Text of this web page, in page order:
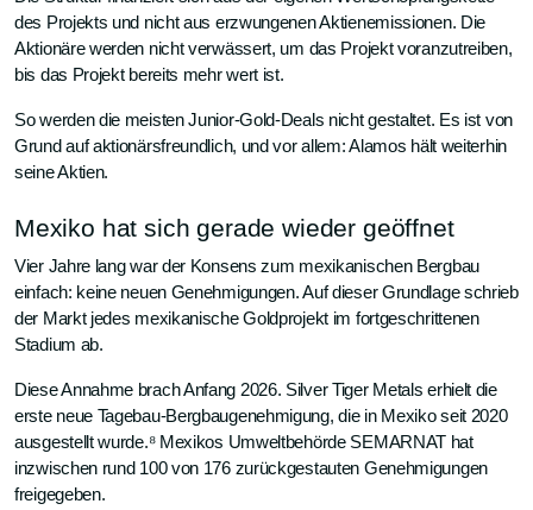
des Projekts und nicht aus erzwungenen Aktienemissionen. Die
Aktionäre werden nicht verwässert, um das Projekt voranzutreiben,
bis das Projekt bereits mehr wert ist.
So werden die meisten Junior-Gold-Deals nicht gestaltet. Es ist von
Grund auf aktionärsfreundlich, und vor allem: Alamos hält weiterhin
seine Aktien.
Mexiko hat sich gerade wieder geöffnet
Vier Jahre lang war der Konsens zum mexikanischen Bergbau
einfach: keine neuen Genehmigungen. Auf dieser Grundlage schrieb
der Markt jedes mexikanische Goldprojekt im fortgeschrittenen
Stadium ab.
Diese Annahme brach Anfang 2026. Silver Tiger Metals erhielt die
erste neue Tagebau-Bergbaugenehmigung, die in Mexiko seit 2020
ausgestellt wurde.⁸ Mexikos Umweltbehörde SEMARNAT hat
inzwischen rund 100 von 176 zurückgestauten Genehmigungen
freigegeben.